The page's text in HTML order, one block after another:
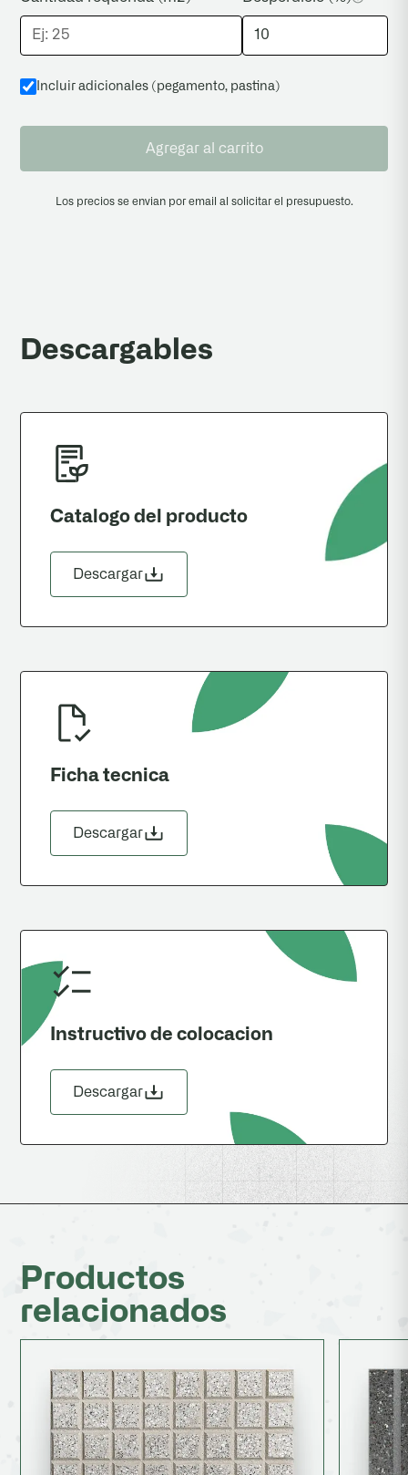
Incluir adicionales (pegamento, pastina)
Agregar al carrito
Los precios se envian por email al solicitar el presupuesto.
Descargables
Catalogo del producto
Descargar
Ficha tecnica
Descargar
Instructivo de colocacion
Descargar
Productos
relacionados